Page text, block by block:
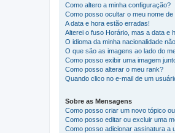
Como altero a minha configuração?
Como posso ocultar o meu nome
A data e hora estão erradas!
Alterei o fuso Horário, mas a data e
O idioma da minha nacionalidade
O que são as imagens ao lado do
Como posso exibir uma imagem
Como posso alterar o meu rank?
Quando clico no e-mail de um
Sobre as Mensagens
Como posso criar um novo tópico
Como posso editar ou excluir uma
Como posso adicionar assinatura a